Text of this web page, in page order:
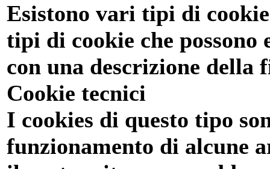
Esistono vari tipi di
tipi di cookie che possono
con una descrizione della
Cookie tecnici
I cookies di questo tipo
funzionamento di alcune